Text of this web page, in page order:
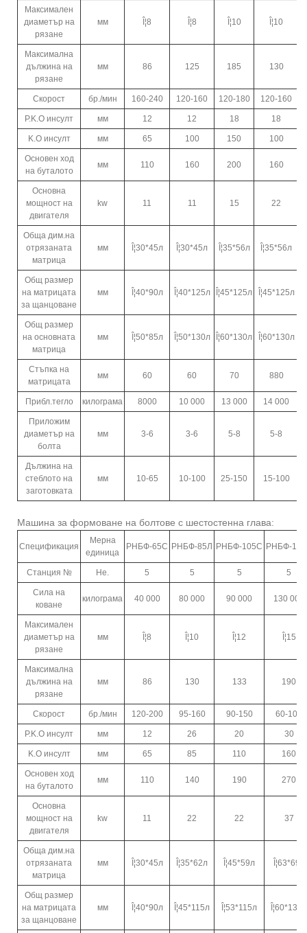
Максимален
диаметър на
рязане
мм Î¦8 Î¦8 Î¦10 Î¦10
Максимална
дължина на
рязане
мм 86 125 185 130
Скорост бр./мин 160-240 120-160 120-180 120-160
P.K.O инсулт мм 12 12 18 18
K.O инсулт мм 65 100 150 100
Основен ход
на буталото
мм 110 160 200 160
Основна
мощност на
двигателя
kw 11 11 15 22
Обща дим.на
отрязаната
матрица
мм Î¦30*45л Î¦30*45л Î¦35*56л Î¦35*56л
Общ размер
на матрицата
за щанцоване
мм Î¦40*90л Î¦40*125л Î¦45*125л Î¦45*125л
Общ размер
на основната
матрица
мм Î¦50*85л Î¦50*130л Î¦60*130л Î¦60*130л
Стъпка на
матрицата
мм 60 60 70 880
Прибл.тегло килограма 8000 10 000 13 000 14 000
Приложим
диаметър на
болта
мм 3-6 3-6 5-8 5-8
Дължина на
стеблото на
заготовката
мм 10-65 10-100 25-150 15-100
Машина за формоване на болтове с шестостенна глава:
Спецификация
Мерна
единица
РНБФ-65С РНБФ-85Л РНБФ-105С РНБФ-
Станция № Не. 5 5 5 5
Сила на
коване
килограма 40 000 80 000 90 000 130 000
Максимален
диаметър на
рязане
мм Î¦8 Î¦10 Î¦12 Î¦15
Максимална
дължина на
рязане
мм 86 130 133 190
Скорост бр./мин 120-200 95-160 90-150 60-105
P.K.O инсулт мм 12 26 20 30
K.O инсулт мм 65 85 110 160
Основен ход
на буталото
мм 110 140 190 270
Основна
мощност на
двигателя
kw 11 22 22 37
Обща дим.на
отрязаната
матрица
мм Î¦30*45л Î¦35*62л Î¦45*59л Î¦63*69л
Общ размер
на матрицата
за щанцоване
мм Î¦40*90л Î¦45*115л Î¦53*115л Î¦60*130л